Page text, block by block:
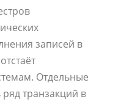
записей в
Отдельные
транзакций в